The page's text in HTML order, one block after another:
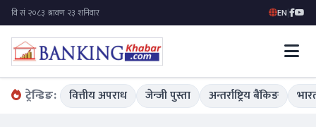
EN|
ट्रेन्डिङ: वित्तीय अपराध जेन्जी पुस्ता अन्तर्राष्ट्रिय बैंकिङ